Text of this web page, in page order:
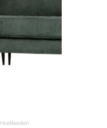
Hoekbanken